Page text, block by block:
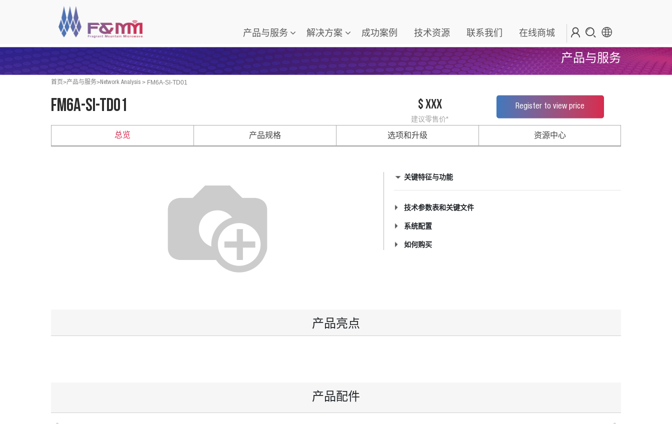
产品与服务 解决方案 成功案例 技术资源 联系我们 在线商城
产品与服务
首页>产品与服务>Network Analysis > FM6A-SI-TD01
FM6A-SI-TD01 $ xxx
建议零售价*
Register to view price
总览 产品规格 选项和升级 资源中心
关键特征与功能
技术参数表和关键文件
系统配置
如何购买
产品亮点
产品配件